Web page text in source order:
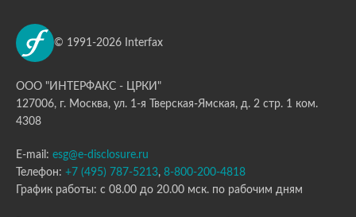
© 1991-2026 Interfax
ООО "ИНТЕРФАКС - ЦРКИ"
127006, г. Москва, ул. 1-я Тверская-Ямская, д. 2 стр. 1 ком.
4308
E-mail: esg@e-disclosure.ru
Телефон: +7 (495) 787-5213, 8-800-200-4818
График работы: с 08.00 до 20.00 мск. по рабочим дням